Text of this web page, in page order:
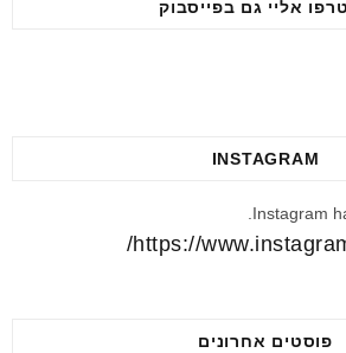
אליי גם בפייסבוק
INSTAGRAM
Instagram
https://
פוסטים אחרונים